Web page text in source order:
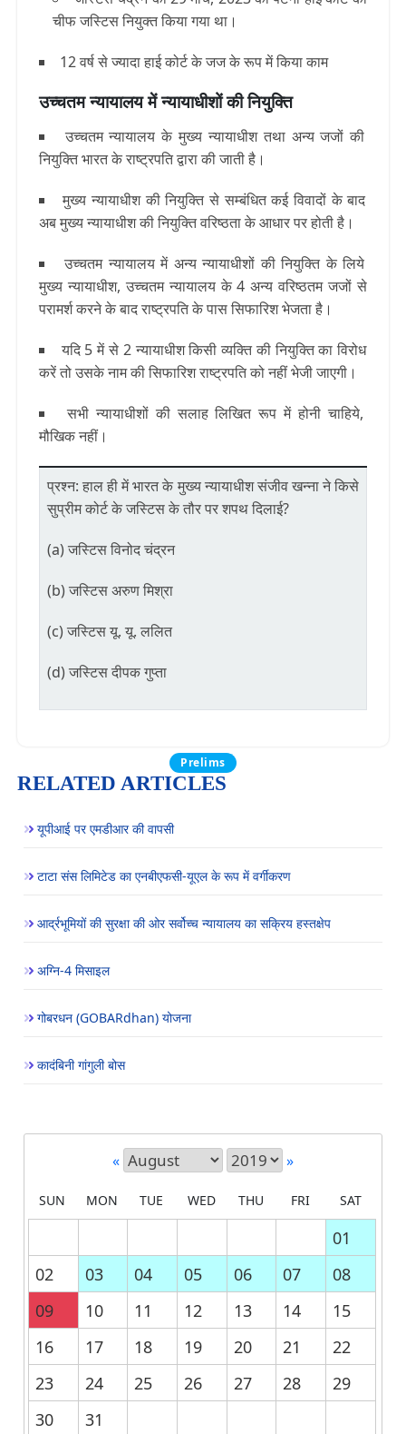
चीफ जस्टिस नियुक्त किया गया था।
12 वर्ष से ज्यादा हाई कोर्ट के जज के रूप में किया काम
उच्चतम न्यायालय में न्यायाधीशों की नियुक्ति
उच्चतम न्यायालय के मुख्य न्यायाधीश तथा अन्य जजों की
नियुक्ति भारत के राष्ट्रपति द्वारा की जाती है।
मुख्य न्यायाधीश की नियुक्ति से सम्बंधित कई विवादों के बाद
अब मुख्य न्यायाधीश की नियुक्ति वरिष्ठता के आधार पर होती है।
उच्चतम न्यायालय में अन्य न्यायाधीशों की नियुक्ति के लिये
मुख्य न्यायाधीश, उच्चतम न्यायालय के 4 अन्य वरिष्ठतम जजों से
परामर्श करने के बाद राष्ट्रपति के पास सिफारिश भेजता है।
यदि 5 में से 2 न्यायाधीश किसी व्यक्ति की नियुक्ति का विरोध
करें तो उसके नाम की सिफारिश राष्ट्रपति को नहीं भेजी जाएगी।
सभी न्यायाधीशों की सलाह लिखित रूप में होनी चाहिये,
मौखिक नहीं।
प्रश्न: हाल ही में भारत के मुख्य न्यायाधीश संजीव खन्ना ने किसे
सुप्रीम कोर्ट के जस्टिस के तौर पर शपथ दिलाई?
(a) जस्टिस विनोद चंद्रन
(b) जस्टिस अरुण मिश्रा
(c) जस्टिस यू. यू. ललित
(d) जस्टिस दीपक गुप्ता
Prelims
RELATED ARTICLES
यूपीआई पर एमडीआर की वापसी
टाटा संस लिमिटेड का एनबीएफसी-यूएल के रूप में वर्गीकरण
आर्द्रभूमियों की सुरक्षा की ओर सर्वोच्च न्यायालय का सक्रिय हस्तक्षेप
अग्नि-4 मिसाइल
गोबरधन (GOBARdhan) योजना
कादंबिनी गांगुली बोस
« »
SUN MON TUE WED THU FRI SAT
01
02
03 04 05 06 07
08
09
10 11 12 13 14
15
16
17 18 19 20 21
22
23
24 25 26 27 28
29
30
31